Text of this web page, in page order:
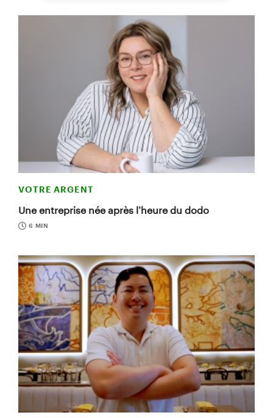
VOTRE ARGENT
Une entreprise née après l’heure du dodo
6 MIN